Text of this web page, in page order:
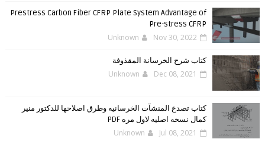
Prestress Carbon Fiber CFRP Plate System Advantage of
Pre-stress CFRP
Unknown Nov 30, 2022
كتاب شرح الخرسانة المقذوفة
Unknown Dec 08, 2021
كتاب تصدع المنشآت الخرسانيه وطرق اصلاحها للدكتور منير
كمال نسخه اصليه لاول مره PDF
Unknown Jul 08, 2021